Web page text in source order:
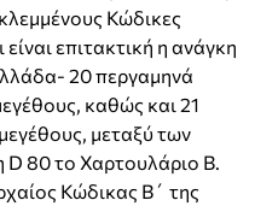
Κώδικες
επιτακτική η ανάγκη
20 περγαμηνά
καθώς και 21
μεταξύ των
D 80 το Χαρτουλάριο Β.
Κώδικας Β΄ της